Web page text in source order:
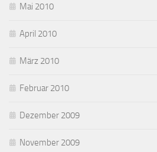
Mai 2010
April 2010
März 2010
Februar 2010
Dezember 2009
November 2009